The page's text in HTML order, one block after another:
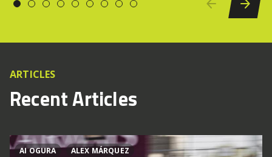
ARTICLES
Recent Articles
AI OGURA ALEX MÁRQUEZ